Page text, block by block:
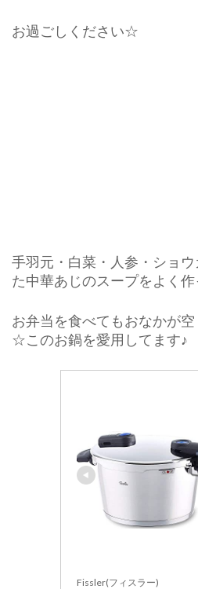
お過ごしください☆
手羽元・白菜・人参・ショ
た中華あじのスープをよく作
お弁当を食べてもおなかが
☆このお鍋を愛用してます♪
Fissler(フィスラー)